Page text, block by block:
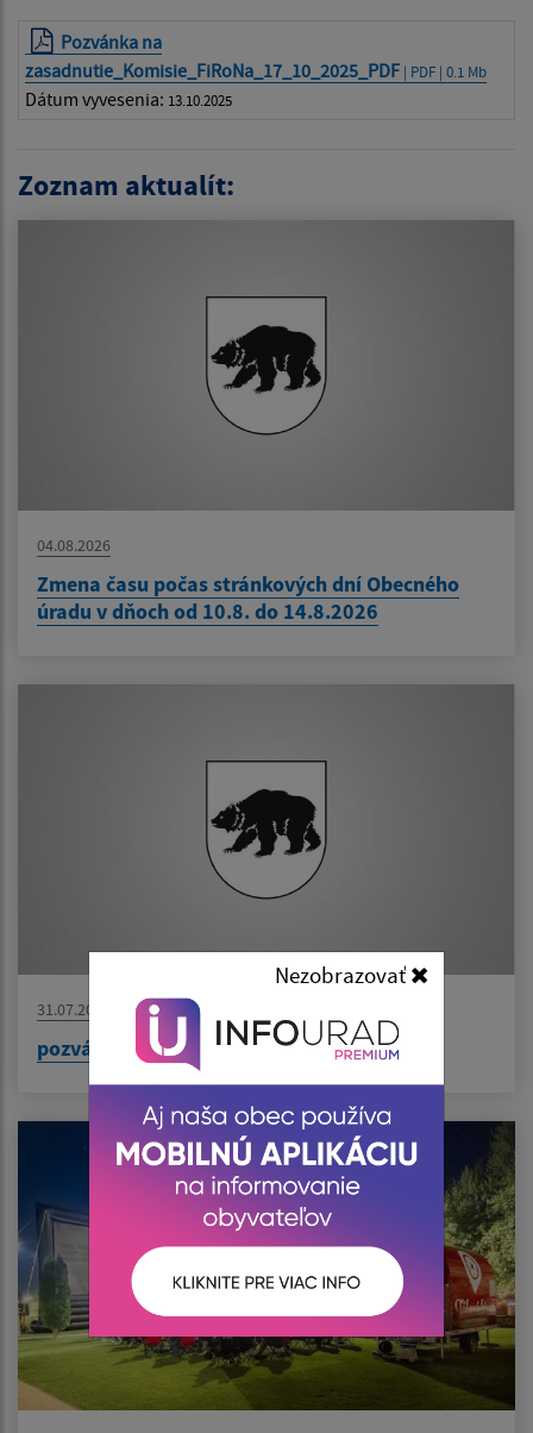
Nezobrazovať
Pozvánka na
zasadnutie_Komisie_FiRoNa_17_10_2025_PDF | PDF | 0.1 Mb
Dátum vyvesenia: 13.10.2025
Zoznam aktualít:
04.08.2026
Zmena času počas stránkových dní Obecného
úradu v dňoch od 10.8. do 14.8.2026
31.07.2026
pozvánka na zasadnutie finančnej komisie